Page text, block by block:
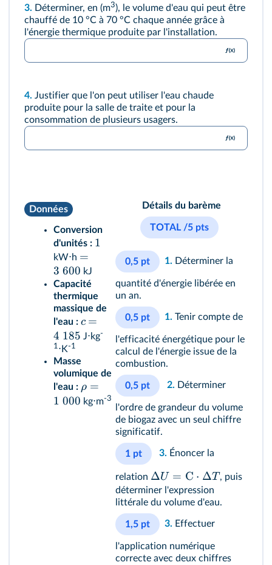
3. Déterminer, en (m3), le volume d'eau qui peut être
chauffé de 10 °C à 70 °C chaque année grâce à
l'énergie thermique produite par l'installation.
4. Justifier que l'on peut utiliser l'eau chaude
produite pour la salle de traite et pour la
consommation de plusieurs usagers.
Données
Conversion
d'unités : 1
kW⋅h =
3 600 kJ
Capacité
thermique
massique de
l'eau : c =
4 185 J⋅kg-
1⋅K-1
Masse
volumique de
l'eau : ρ =
1 000 kg⋅m-3
Détails du barème
TOTAL /5 pts
0,5 pt 1. Déterminer la
quantité d'énergie libérée en
un an.
0,5 pt 1. Tenir compte de
l'efficacité énergétique pour le
calcul de l'énergie issue de la
combustion.
0,5 pt 2. Déterminer
l'ordre de grandeur du volume
de biogaz avec un seul chiffre
significatif.
1 pt 3. Énoncer la
relation ΔU = C ⋅ ΔT , puis
déterminer l'expression
littérale du volume d'eau.
1,5 pt 3. Effectuer
l'application numérique
correcte avec deux chiffres